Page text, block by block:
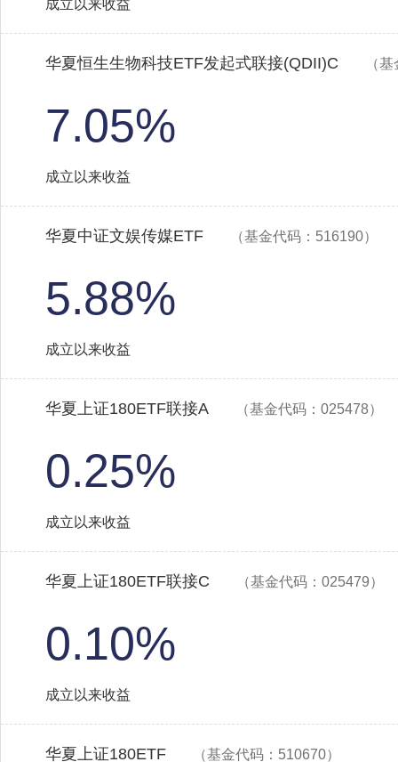
成立以来收益
华夏恒生生物科技ETF发起式联接(QDII)C （
7.05%
成立以来收益
华夏中证文娱传媒ETF （基金代码：516190）
5.88%
成立以来收益
华夏上证180ETF联接A （基金代码：025478）
0.25%
成立以来收益
华夏上证180ETF联接C （基金代码：025479）
0.10%
成立以来收益
华夏上证180ETF （基金代码：510670）